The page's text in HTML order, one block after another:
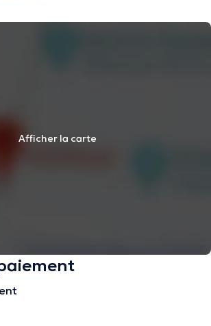
Afficher la carte